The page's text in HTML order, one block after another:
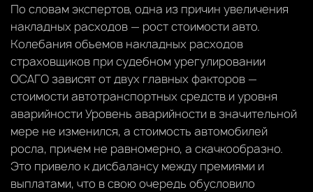
По словам экспертов, одна из причин увеличения
накладных расходов — рост стоимости авто.
Колебания объемов накладных расходов
страховщиков при судебном урегулировании
ОСАГО зависят от двух главных факторов —
стоимости автотранспортных средств и уровня
аварийности Уровень аварийности в значительной
мере не изменился, а стоимость автомобилей
росла, причем не равномерно, а скачкообразно.
Это привело к дисбалансу между премиями и
выплатами, что в свою очередь обусловило